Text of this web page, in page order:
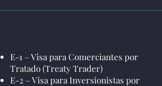
E-1 – Visa para Comerciantes por
Tratado (Treaty Trader)
E-2 – Visa para Inversionistas por